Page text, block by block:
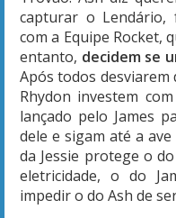
capturar o Lendário,
com a Equipe Rocket,
entanto, decidem se
Após todos desviarem
Rhydon investem
lançado pelo James
dele e sigam até a
da Jessie protege o
eletricidade, o do
impedir o do Ash de